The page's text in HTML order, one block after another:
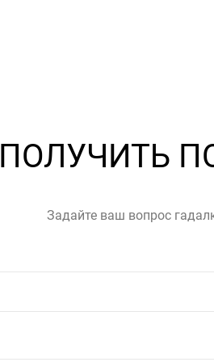
ПОЛУЧИТЬ
Задайте ваш вопрос